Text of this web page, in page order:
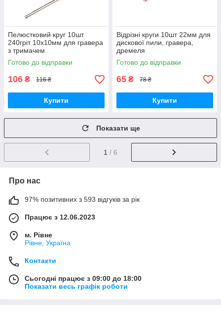
Пелюстковий круг 10шт
240гріт 10x10мм для гравера
з тримачем
Готово до відправки
106 ₴ 116 ₴
Купити
Відрізні круги 10шт 22мм для
дискової пили, гравера,
дремеля
Готово до відправки
65 ₴ 78 ₴
Купити
Показати ще
1 / 6
Про нас
97% позитивних з 593 відгуків за рік
Працює з 12.06.2023
м. Рівне
Рівне, Україна
Контакти
Сьогодні працює з 09:00 до 18:00
Показати весь графік роботи